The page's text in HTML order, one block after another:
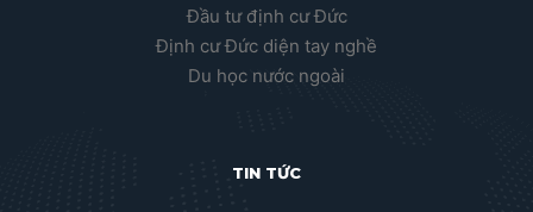
Đầu tư định cư Đức
Định cư Đức diện tay nghề
Du học nước ngoài
TIN TỨC